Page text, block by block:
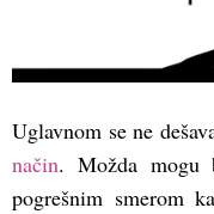
Uglavnom se ne
način. Možda mogu
pogrešnim smerom